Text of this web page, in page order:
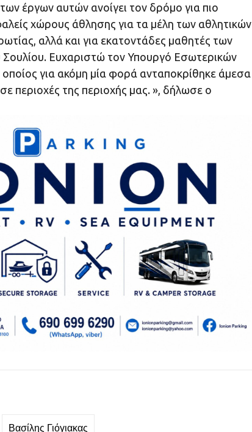
έργων αυτών ανοίγει τον δρόμο για πιο
χώρους άθλησης για τα μέλη των αθλητικών
αλλά και για εκατοντάδες μαθητές των
Ευχαριστώ τον Υπουργό Εσωτερικών
για ακόμη μία φορά ανταποκρίθηκε άμεσα
περιοχές της περιοχής μας. », δήλωσε ο
Βασίλης Γιόγιακας